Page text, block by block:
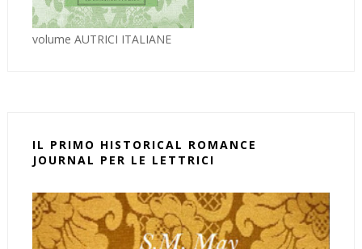
volume AUTRICI ITALIANE
IL PRIMO HISTORICAL ROMANCE
JOURNAL PER LE LETTRICI